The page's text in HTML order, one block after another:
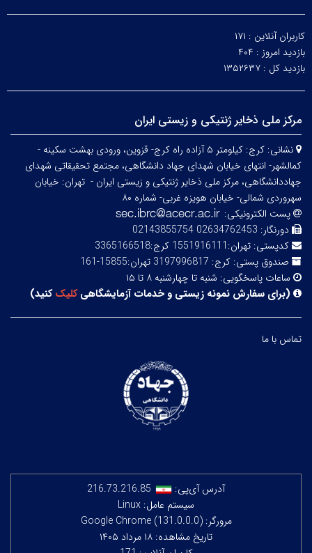
کاربران آنلاین : ۱۷۱
بازدید امروز : ۴۰۴
بازدید کل : ۱۳۵۲۶۳۷
مرکز ملی ذخایر ژنتیکی و زیستی ایران
نشانی:
کرج: کیلومتر ۵ آزاده راه کرج- قزوین، ورودی بهشت سکینه -
کمالشهر- انتهای خیابان شهدای جهاد دانشگاهی، مجتمع تحقیقاتی شهدای
جهاددانشگاهی، مرکز ملی ذخایر ژنتیکی و زیستی ایران - تهران: خیابان
سهروردی شمالی- خیابان هویزه غربی- شماره ۸۰
پست الکترونیکی:
دورنگار: 02634762453 02143855754
کدپستی: تهران:1551916111 کرج:3365166518
صندوق پستی: کرج: 3197996817 تهران:15855-161
ساعات پاسخگویی: شنبه تا چهارشنبه ۸ تا ۱۵
(برای سفارش نمونه زیستی و خدمات آزمایشگاهیکلیککنید)
تماس با ما
آدرس آی‌پی:
216.73.216.85
سیستم عامل: Linux
مرورگر: Google Chrome (131.0.0.0)
تاریخ مشاهده: ۱۸ مرداد ۱۴۰۵